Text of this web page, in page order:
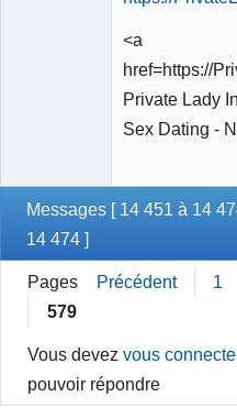
<a
href=https://
Private Lady
Sex Dating -
Messages [ 14 451 à 14
14 474 ]
Pages Précédent 1
579
Vous devezvous
pouvoir répondre